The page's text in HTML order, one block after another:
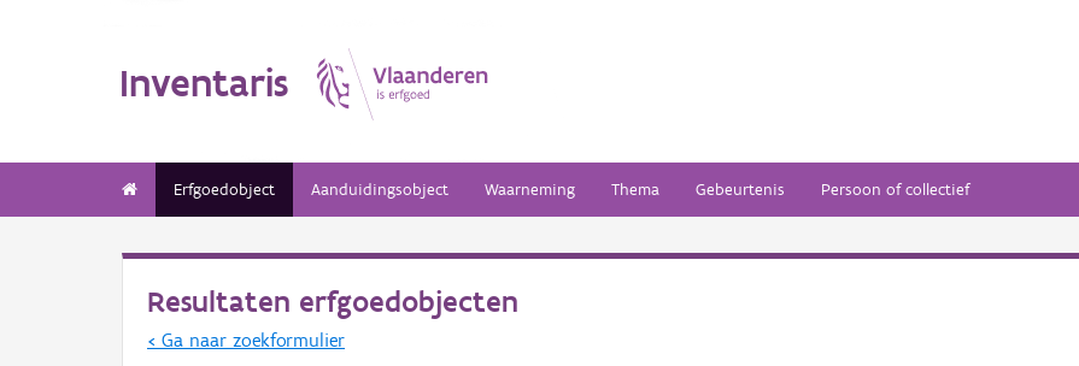
Inventaris
Erfgoedobject Aanduidingsobject Waarneming Thema Gebeurtenis Persoon of collectief
Resultaten erfgoedobjecten
< Ga naar zoekformulier